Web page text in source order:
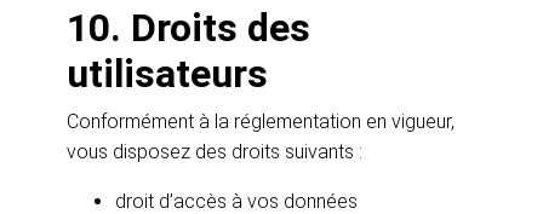
10. Droits des
utilisateurs
Conformément à la réglementation en vigueur,
vous disposez des droits suivants :
droit d’accès à vos données